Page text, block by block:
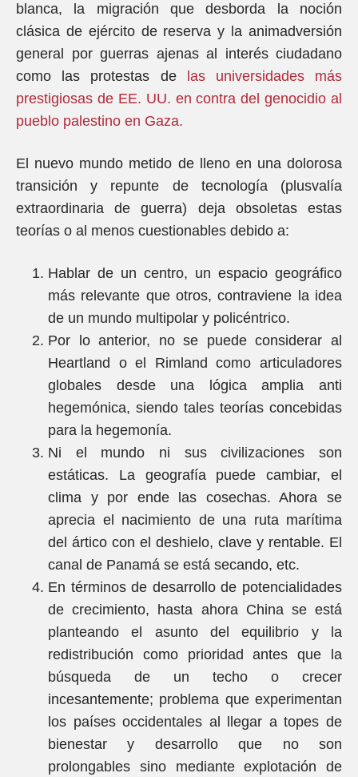
blanca, la migración que desborda la noción
clásica de ejército de reserva y la animadversión
general por guerras ajenas al interés ciudadano
como las protestas de
las universidades más
prestigiosas de EE. UU. en contra del genocidio al
pueblo palestino en Gaza.
El nuevo mundo metido de lleno en una dolorosa
transición y repunte de tecnología (plusvalía
extraordinaria de guerra) deja obsoletas estas
teorías o al menos cuestionables debido a:
Hablar de un centro, un espacio geográfico
más relevante que otros, contraviene la idea
de un mundo multipolar y policéntrico.
Por lo anterior, no se puede considerar al
Heartland o el Rimland como articuladores
globales desde una lógica amplia anti
hegemónica, siendo tales teorías concebidas
para la hegemonía.
Ni el mundo ni sus civilizaciones son
estáticas. La geografía puede cambiar, el
clima y por ende las cosechas. Ahora se
aprecia el nacimiento de una ruta marítima
del ártico con el deshielo, clave y rentable. El
canal de Panamá se está secando, etc.
En términos de desarrollo de potencialidades
de crecimiento, hasta ahora China se está
planteando el asunto del equilibrio y la
redistribución como prioridad antes que la
búsqueda de un techo o crecer
incesantemente; problema que experimentan
los países occidentales al llegar a topes de
bienestar y desarrollo que no son
prolongables sino mediante explotación de